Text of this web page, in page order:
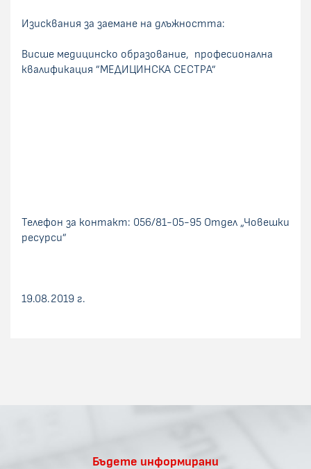
Изисквания за заемане на длъжността:
Висше медицинско образование, професионална
квалификация ”МЕДИЦИНСКА СЕСТРА”
Телефон за контакт: 056/81-05-95 Отдел „Човешки
ресурси”
19.08.2019 г.
Бъдете информирани